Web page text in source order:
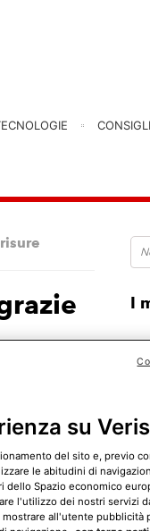
CONSIGLI
di furto,
I
su
del sito e, previo
le abitudini di
Spazio economico
l'utilizzo dei nostri servizi
all'utente pubblicità